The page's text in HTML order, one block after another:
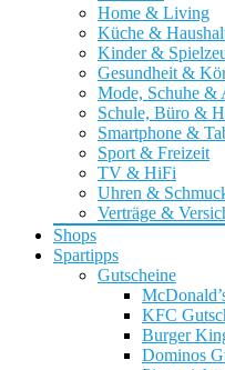
Home & Living
Küche &
Kinder &
Gesundheit &
Mode, Schuhe &
Schule, Büro &
Smartphone &
Sport & Freizeit
TV & HiFi
Uhren &
Verträge &
Shops
Spartipps
Gutscheine
KFC
Burger
Dominos